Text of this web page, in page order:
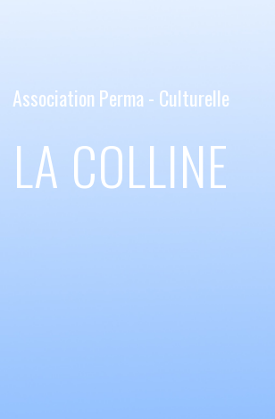
Association Perma - Culturelle
LA COLLINE